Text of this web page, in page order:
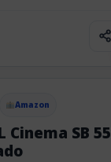
Amazon
Cinema SB